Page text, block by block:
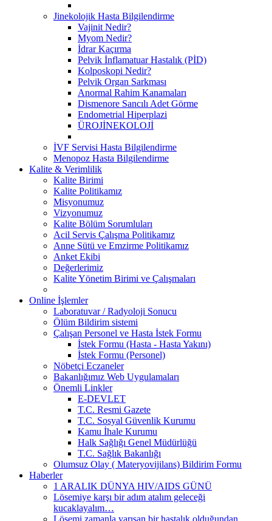
Jinekolojik Hasta Bilgilendirme
Vajinit Nedir?
Myom Nedir?
İdrar Kaçırma
Pelvik İnflamatuar Hastalık (PİD)
Kolposkopi Nedir?
Pelvik Organ Sarkması
Anormal Rahim Kanamaları
Dismenore Sancılı Adet Görme
Endometrial Hiperplazi
ÜROJİNEKOLOJİ
İVF Servisi Hasta Bilgilendirme
Menopoz Hasta Bilgilendirme
Kalite & Verimlilik
Kalite Birimi
Kalite Politikamız
Misyonumuz
Vizyonumuz
Kalite Bölüm Sorumluları
Acil Servis Çalışma Politikamız
Anne Sütü ve Emzirme Politikamız
Anket Ekibi
Değerlerimiz
Kalite Yönetim Birimi ve Çalışmaları
Online İşlemler
Laboratuvar / Radyoloji Sonucu
Ölüm Bildirim sistemi
Çalışan Personel ve Hasta İstek Formu
İstek Formu (Hasta - Hasta Yakını)
İstek Formu (Personel)
Nöbetçi Eczaneler
Bakanlığımız Web Uygulamaları
Önemli Linkler
E-DEVLET
T.C. Resmi Gazete
T.C. Sosyal Güvenlik Kurumu
Kamu İhale Kurumu
Halk Sağlığı Genel Müdürlüğü
T.C. Sağlık Bakanlığı
Olumsuz Olay ( Materyovijilans) Bildirim Formu
Haberler
1 ARALIK DÜNYA HIV/AIDS GÜNÜ
Lösemiye karşı bir adım atalım geleceği
kucaklayalım…
Lösemi zamanla yarışan bir hastalık olduğundan,